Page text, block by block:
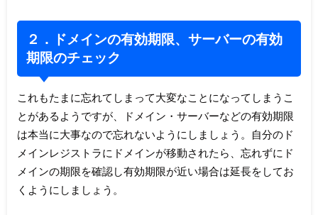
２．ドメインの有効期限、サーバーの有効
期限のチェック
これもたまに忘れてしまって大変なことになってしまうこ
とがあるようですが、ドメイン・サーバーなどの有効期限
は本当に大事なので忘れないようにしましょう。自分のド
メインレジストラにドメインが移動されたら、忘れずにド
メインの期限を確認し有効期限が近い場合は延長をしてお
くようにしましょう。